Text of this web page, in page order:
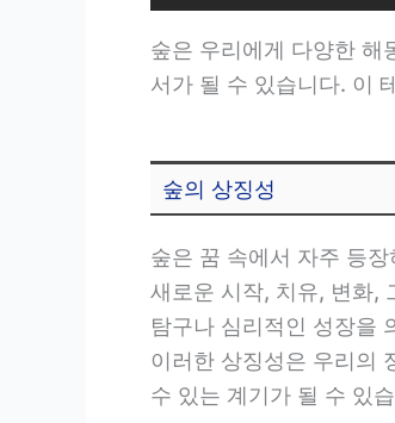
숲은 우리에게 다양한 해
서가 될 수 있습니다. 이
숲의 상징성
숲은 꿈 속에서 자주 등
새로운 시작, 치유, 변화,
탐구나 심리적인 성장을
이러한 상징성은 우리의
수 있는 계기가 될 수 있